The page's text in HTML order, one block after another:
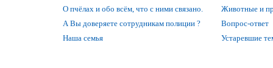
О пчёлах и обо всём, что с ними связано.
Животные и
А Вы доверяете сотрудникам полиции ?
Вопрос-ответ
Наша семья
Устаревшие